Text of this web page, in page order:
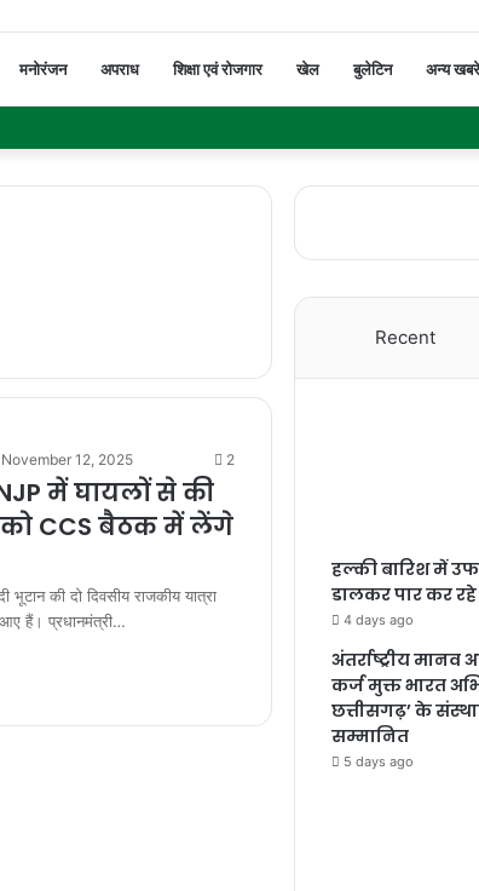
मनोरंजन अपराध शिक्षा एवं रोजगार खेल बुलेटिन अन्य खबरे
November 12, 2025 2
में घायलों से की
CCS बैठक में लेंगे
भूटान की दो दिवसीय राजकीय यात्रा
हैं। प्रधानमंत्री…
Recent
हल्की बारिश में
डालकर पार कर
4 days ago
अंतर्राष्ट्रीय
कर्ज मुक्त भारत
छत्तीसगढ़’ के
सम्मानित
5 days ago